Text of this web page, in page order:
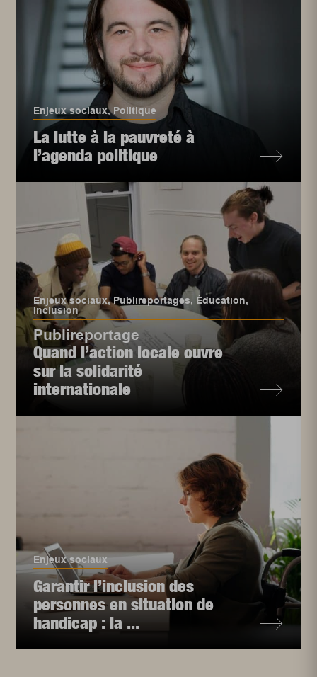
Enjeux sociaux,Politique
La lutte à la pauvreté à
l’agenda politique
Enjeux sociaux,Publireportages, Éducation,
Inclusion
Publireportage
Quand l’action locale ouvre
sur la solidarité
internationale
Enjeux sociaux
Garantir l’inclusion des
personnes en situation de
handicap : la ...